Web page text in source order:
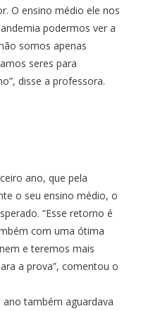
O ensino médio ele nos
podermos ver a
somos apenas
seres para
disse a professora.
ano, que pela
o seu ensino médio, o
“Esse retorno é
com uma ótima
e teremos mais
a prova”, comentou o
ano também aguardava